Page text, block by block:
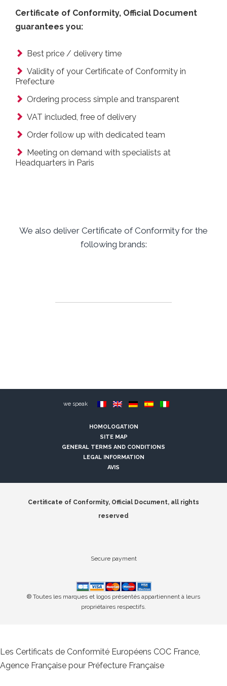
Certificate of Conformity, Official Document
guarantees you:
Best price / delivery time
Validity of your Certificate of Conformity in
Prefecture
Ordering process simple and transparent
VAT included, free of delivery
Order follow up with dedicated team
Meeting on demand with specialists at
Headquarters in Paris
We also deliver Certificate of Conformity for the
following brands:
we speak
HOMOLOGATION
SITE MAP
GENERAL TERMS AND CONDITIONS
LEGAL INFORMATION
AVIS
Certificate of Conformity, Official Document, all rights
reserved
Secure payment
® Toutes les marques et logos présentés appartiennent à leurs
propriétaires respectifs.
Les Certificats de Conformité Européens COC France,
Agence Française pour Préfecture Française